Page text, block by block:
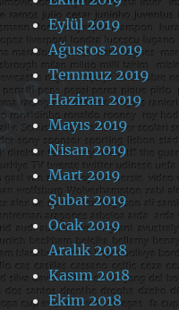
Eylül 2019
Ağustos 2019
Temmuz 2019
Haziran 2019
Mayıs 2019
Nisan 2019
Mart 2019
Şubat 2019
Ocak 2019
Aralık 2018
Kasım 2018
Ekim 2018